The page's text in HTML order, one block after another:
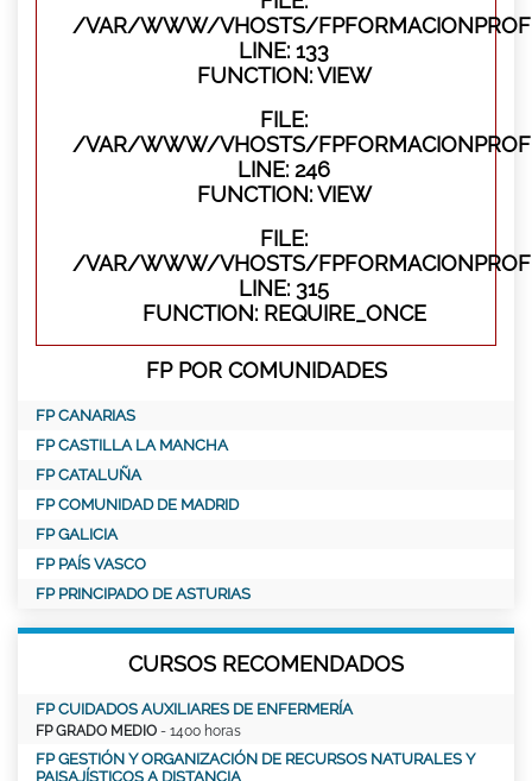
/VAR/WWW/VHOSTS/
LINE: 133
FUNCTION: VIEW
FILE:
/VAR/WWW/VHOSTS/
LINE: 246
FUNCTION: VIEW
FILE:
/VAR/WWW/VHOSTS/
LINE: 315
FUNCTION: REQUIRE_ONCE
FP POR COMUNIDADES
FP CANARIAS
FP CASTILLA LA MANCHA
FP CATALUÑA
FP COMUNIDAD DE MADRID
FP GALICIA
FP PAÍS VASCO
FP PRINCIPADO DE ASTURIAS
CURSOS RECOMENDADOS
FP CUIDADOS AUXILIARES DE ENFERMERÍA
FP GRADO MEDIO - 1400 horas
FP GESTIÓN Y ORGANIZACIÓN DE RECURSOS NATURALES Y
PAISAJÍSTICOS A DISTANCIA